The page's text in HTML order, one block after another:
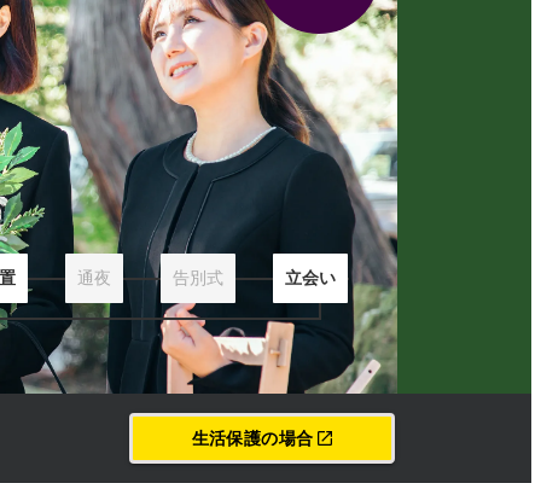
通夜 告別式 立会い
生活保護の場合